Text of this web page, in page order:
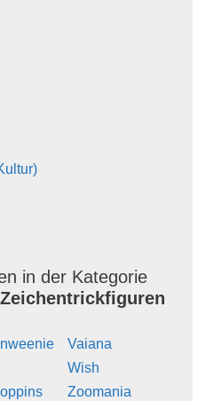
in der Kategorie
Vaiana
Wish
Zoomania